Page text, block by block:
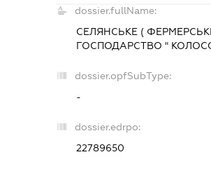
dossier.fullName:
СЕЛЯНСЬКЕ (
ГОСПОДАРСТВО "
dossier.opfSubType:
-
dossier.edrpo:
22789650